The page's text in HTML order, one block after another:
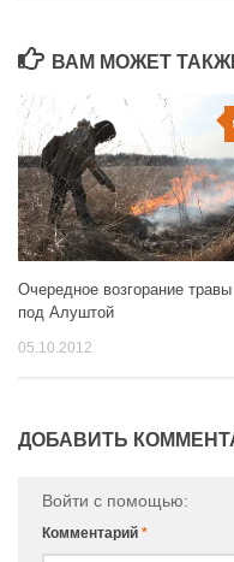
ВАМ МОЖЕТ
Очередное возгорание травы
под Алуштой
05.10.2012
ДОБАВИТЬ
Войти с помощью:
Комментарий *